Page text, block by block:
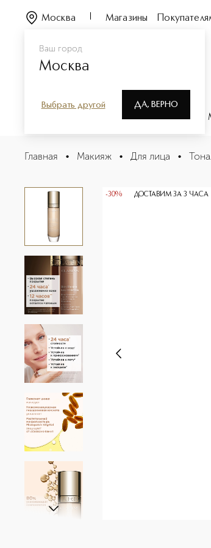
Ваш город
Москва
Выбрать другой ДА, ВЕРНО
Москва Магазины
Парфюмерия
Skin Illusion Full Coverage Устойчивый
Описание
Главная • Макияж • Для лица •
-30% ДОСТАВИМ ЗА 3 ЧАСА